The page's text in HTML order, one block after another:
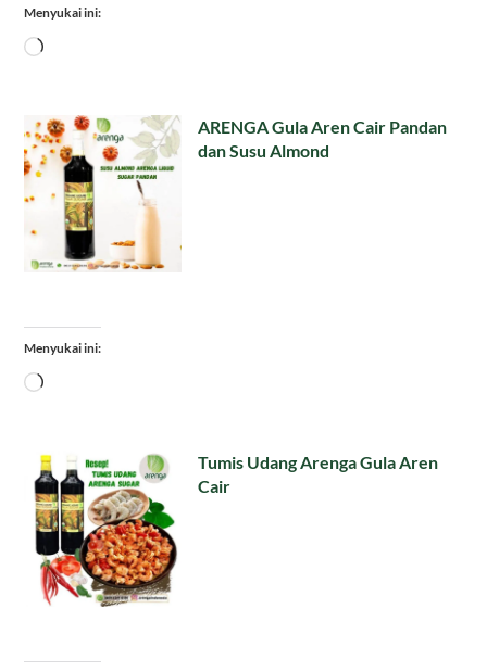
Menyukai ini:
Memuat...
ARENGA Gula Aren Cair Pandan
dan Susu Almond
Menyukai ini:
Memuat...
Tumis Udang Arenga Gula Aren
Cair